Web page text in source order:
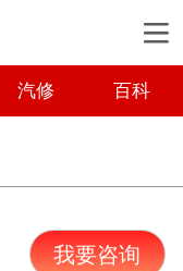
汽修 百科
我要咨询